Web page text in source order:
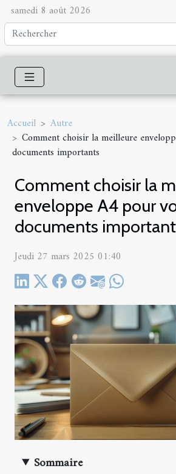
samedi 8 août 2026
Accueil
Autre
Comment choisir la meilleure
documents importants
Comment choisir la
enveloppe A4 pour
documents
Jeudi 27 mars 2025 01:40
Sommaire